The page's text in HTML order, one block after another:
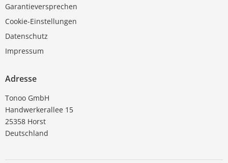
Garantieversprechen
Cookie-Einstellungen
Datenschutz
Impressum
Adresse
Tonoo GmbH
Handwerkerallee 15
25358 Horst
Deutschland